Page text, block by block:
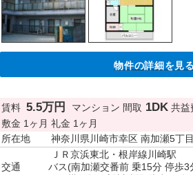
物件の詳細を見る
賃料 5.5万円 マンション 間取 1DK 共益
敷金 1ヶ月 礼金 1ヶ月
所在地
神奈川県川崎市幸区 南加瀬5丁目
交通
ＪＲ京浜東北・根岸線川崎駅
バス(南加瀬交番前 乗15分 停歩3